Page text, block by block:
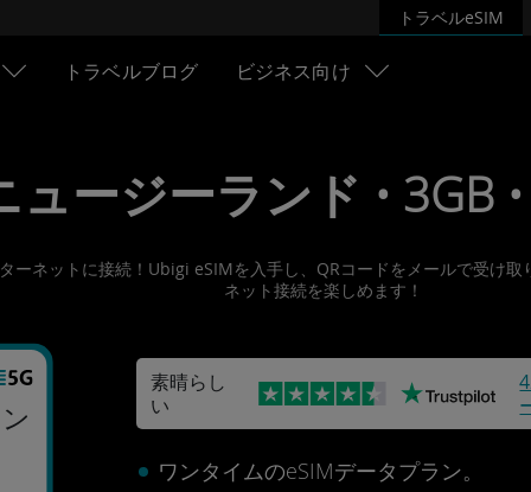
トラベルeSIM
トラベルブログ ビジネス向け
ュージーランド • 3GB
ーネットに接続！Ubigi eSIMを入手し、QRコードをメールで受け
ネット接続を楽しめます！
素晴らし
い
ワンタイムのeSIMデータプラン。